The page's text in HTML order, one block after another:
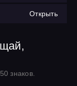
Открыть
знаков.